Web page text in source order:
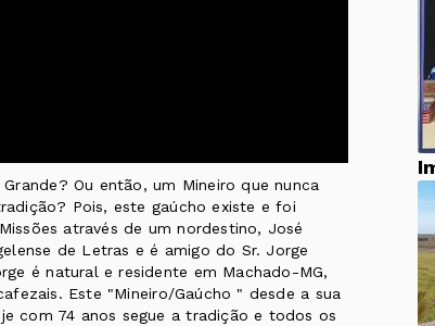
Ou então, um Mineiro que nunca
Pois, este gaúcho existe e foi
através de um nordestino, José
de Letras e é amigo do Sr. Jorge
é natural e residente em Machado-MG,
Este "Mineiro/Gaúcho " desde a sua
com 74 anos segue a tradição e todos os